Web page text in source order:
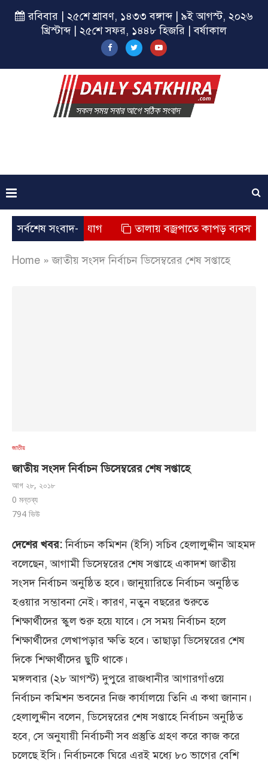
রবিবার | ২৫শে শ্রাবণ, ১৪৩৩ বঙ্গাব্দ | ৯ই আগস্ট, ২০২৬
খ্রিস্টাব্দ | ২৫শে সফর, ১৪৪৮ হিজরি | বর্ষাকাল
সর্বশেষ সংবাদ-
অভিযোগ তালায় বজ্রপাতে কাপড় ব্যবসায়ীর মৃত্যু
Home »জাতীয় সংসদ নির্বাচন ডিসেম্বরের শেষ সপ্তাহে
জাতীয়
জাতীয় সংসদ নির্বাচন ডিসেম্বরের শেষ সপ্তাহে
আগ ২৮, ২০১৮
0 মন্তব্য
794 ভিউ
দেশের খবর:নির্বাচন কমিশন (ইসি) সচিব হেলালুদ্দীন আহমদ
বলেছেন, আগামী ডিসেম্বরের শেষ সপ্তাহে একাদশ জাতীয়
সংসদ নির্বাচন অনুষ্ঠিত হবে। জানুয়ারিতে নির্বাচন অনুষ্ঠিত
হওয়ার সম্ভাবনা নেই। কারণ, নতুন বছরের শুরুতে
শিক্ষার্থীদের স্কুল শুরু হয়ে যাবে। সে সময় নির্বাচন হলে
শিক্ষার্থীদের লেখাপড়ার ক্ষতি হবে। তাছাড়া ডিসেম্বরের শেষ
দিকে শিক্ষার্থীদের ছুটি থাকে।
মঙ্গলবার (২৮ আগস্ট) দুপুরে রাজধানীর আগারগাঁওয়ে
নির্বাচন কমিশন ভবনের নিজ কার্যালয়ে তিনি এ কথা জানান।
হেলালুদ্দীন বলেন, ডিসেম্বরের শেষ সপ্তাহে নির্বাচন অনুষ্ঠিত
হবে, সে অনুযায়ী নির্বাচনী সব প্রস্তুতি গ্রহণ করে কাজ করে
চলেছে ইসি। নির্বাচনকে ঘিরে এরই মধ্যে ৮০ ভাগের বেশি